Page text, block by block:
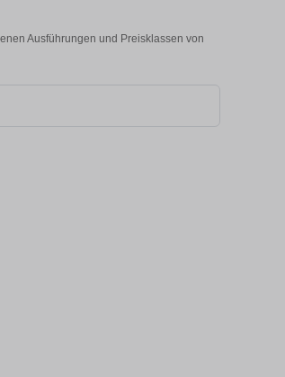
Ausführungen und Preisklassen von